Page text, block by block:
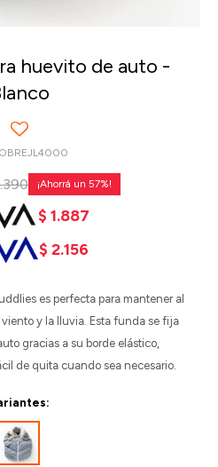
huevito de auto -
57
$ 1.887
$ 2.156
es perfecta para mantener al
viento y la lluvia. Esta funda se fija
gracias a su borde elástico,
de quita cuando sea necesario.